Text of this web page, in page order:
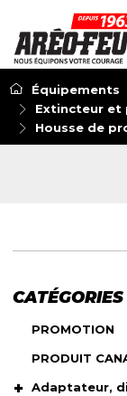
Équipements
Extincteur et
Housse de
CATÉGORIES
PROMOTION
PRODUIT
Adaptateur,